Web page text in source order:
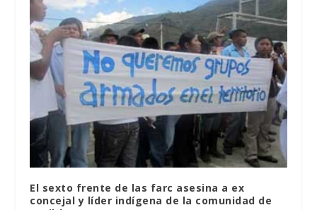
El sexto frente de las farc asesina a ex
concejal y líder indígena de la comunidad de